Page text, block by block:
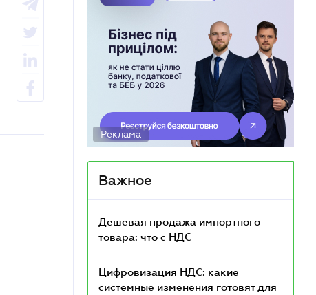
Реклама
Важное
Дешевая продажа импортного
товара: что c НДС
Цифровизация НДС: какие
системные изменения готовят для